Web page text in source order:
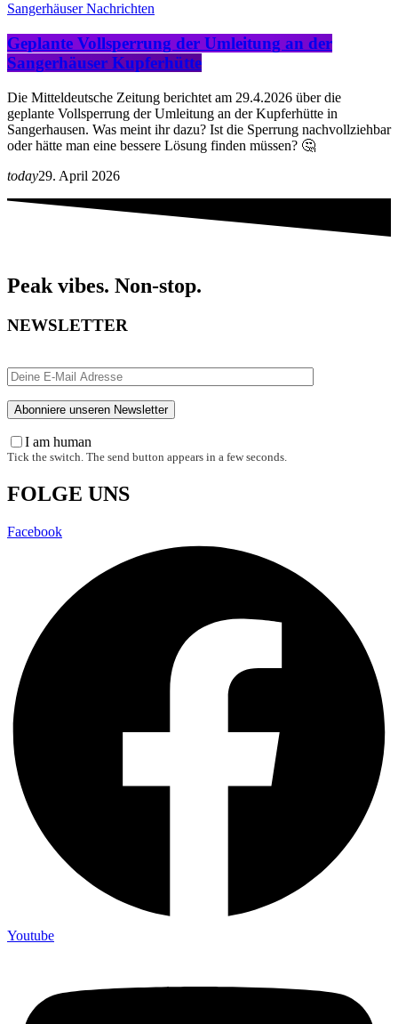
Sangerhäuser Nachrichten
Geplante Vollsperrung der Umleitung an der
Sangerhäuser Kupferhütte
Die Mitteldeutsche Zeitung berichtet am 29.4.2026 über die
geplante Vollsperrung der Umleitung an der Kupferhütte in
Sangerhausen. Was meint ihr dazu? Ist die Sperrung nachvollziehbar
oder hätte man eine bessere Lösung finden müssen? 🤔
today29. April 2026
Peak vibes. Non-stop.
NEWSLETTER
I am human
Tick the switch. The send button appears in a few seconds.
FOLGE UNS
Facebook
Youtube